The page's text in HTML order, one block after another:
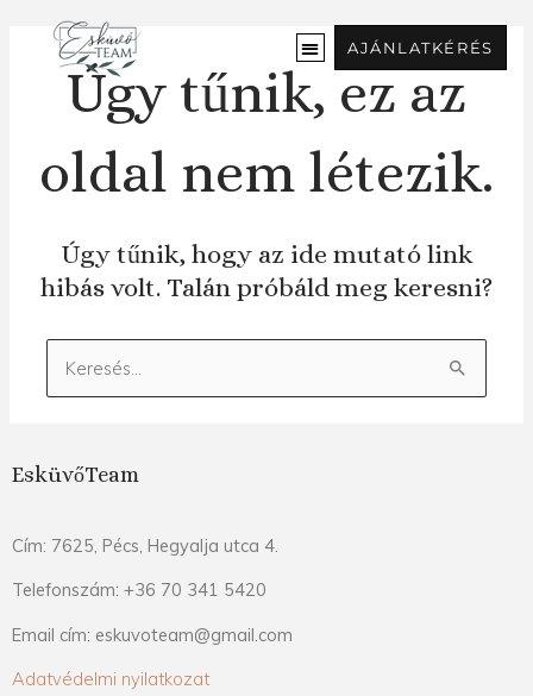
tartalomra
AJÁNLATKÉRÉS
Úgy tűnik, ez az
oldal nem létezik.
Úgy tűnik, hogy az ide mutató link
hibás volt. Talán próbáld meg keresni?
Keresés:
EsküvőTeam
Cím: 7625, Pécs, Hegyalja utca 4.
Telefonszám: +36 70 341 5420
Email cím: eskuvoteam@gmail.com
Adatvédelmi nyilatkozat